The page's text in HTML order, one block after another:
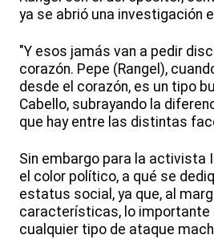
ya se abrió una investigación
"Y esos jamás van a pedir
corazón. Pepe (Rangel),
desde el corazón, es un tipo
Cabello, subrayando la
que hay entre las distintas
Sin embargo para la activista
el color político, a qué se
estatus social, ya que, al
características, lo importante
cualquier tipo de ataque